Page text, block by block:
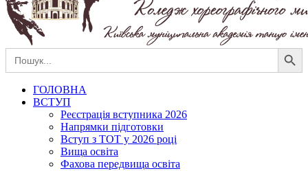
Search
for:
Search Button
ГОЛОВНА
ВСТУП
Реєстрація вступника 2026
Напрямки підготовки
Вступ з ТОТ у 2026 році
Вища освіта
Фахова передвища освіта